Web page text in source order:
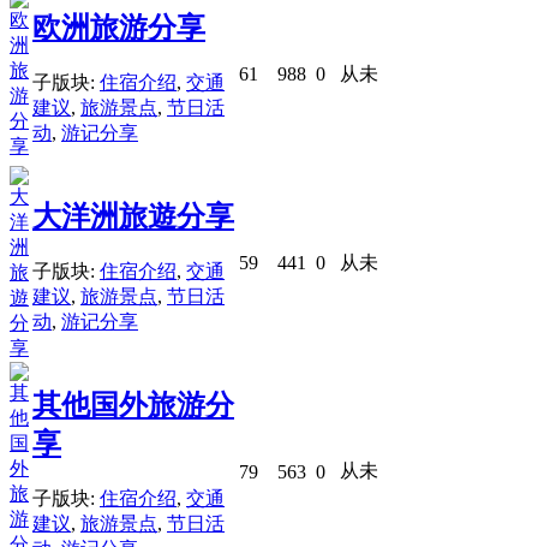
欧洲旅游分享
子版块: 住宿介绍, 交通
建议, 旅游景点, 节日活
动, 游记分享
61 988 0 从未
大洋洲旅遊分享
子版块: 住宿介绍, 交通
建议, 旅游景点, 节日活
动, 游记分享
59 441 0 从未
其他国外旅游分
享
子版块: 住宿介绍, 交通
建议, 旅游景点, 节日活
79 563 0 从未